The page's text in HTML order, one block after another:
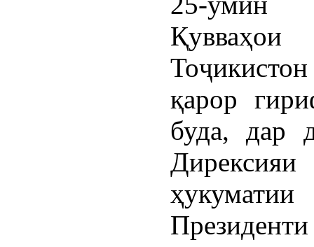
қарор
буда, дар